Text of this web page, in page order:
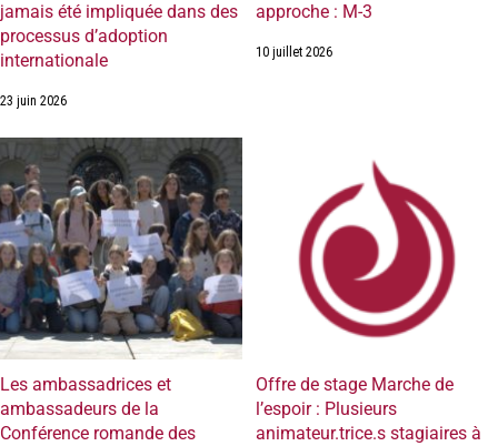
jamais été impliquée dans des
processus d’adoption
internationale
23 juin 2026
approche : M-3
10 juillet 2026
Les ambassadrices et
ambassadeurs de la
Conférence romande des
Offre de stage Marche de
l’espoir : Plusieurs
animateur.trice.s stagiaires à